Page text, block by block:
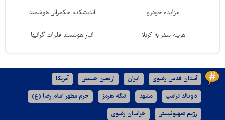
مزایده خودرو اندیشکده حکمرانی هوشمند
هزینه سفر به کربلا انبار هوشمند فلزات گرانبها
آستان قدس رضوی ایران اربعین حسینی آمریکا
دونالد ترامپ مشهد تنگه هرمز حرم مطهر امام رضا (ع)
رژیم صهیونیستی خراسان رضوی